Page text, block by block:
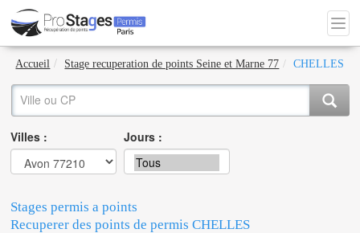
Accueil Stage recuperation de points Seine et Marne 77 CHELLES
Villes : Jours :
Stages permis a points
Recuperer des points de permis CHELLES